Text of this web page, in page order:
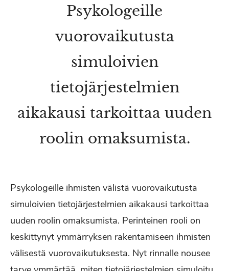
Psykologeille
vuorovaikutusta
simuloivien
tietojärjestelmien
aikakausi tarkoittaa uuden
roolin omaksumista.
Psykologeille ihmisten välistä vuorovaikutusta
simuloivien tietojärjestelmien aikakausi tarkoittaa
uuden roolin omaksumista. Perinteinen rooli on
keskittynyt ymmärryksen rakentamiseen ihmisten
välisestä vuorovaikutuksesta. Nyt rinnalle nousee